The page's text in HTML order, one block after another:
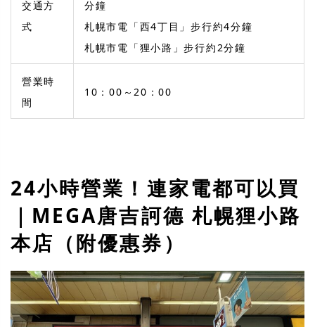
交通方
式
分鐘
札幌市電「西4丁目」步行約4分鐘
札幌市電「狸小路」步行約2分鐘
營業時
間
10：00～20：00
24小時營業！連家電都可以買
｜MEGA唐吉訶德 札幌狸小路
本店（附優惠券）